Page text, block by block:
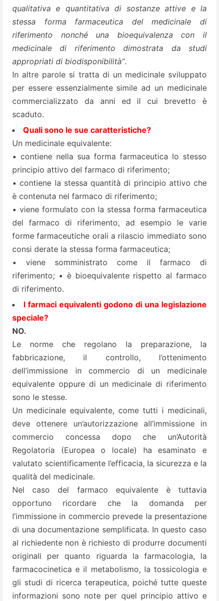
qualitativa e quantitativa di sostanze attive e la
stessa forma farmaceutica del medicinale di
riferimento nonché una bioequivalenza con il
medicinale di riferimento dimostrata da studi
appropriati di biodisponibilità”.
In altre parole si tratta di un medicinale sviluppato
per essere essenzialmente simile ad un medicinale
commercializzato da anni ed il cui brevetto è
scaduto.
Quali sono le sue caratteristiche?
Un medicinale equivalente:
• contiene nella sua forma farmaceutica lo stesso
principio attivo del farmaco di riferimento;
• contiene la stessa quantità di principio attivo che
è contenuta nel farmaco di riferimento;
• viene formulato con la stessa forma farmaceutica
del farmaco di riferimento, ad esempio le varie
forme farmaceutiche orali a rilascio immediato sono
consi derate la stessa forma farmaceutica;
• viene somministrato come il farmaco di
riferimento; • è bioequivalente rispetto al farmaco
di riferimento.
I farmaci equivalenti godono di una legislazione
speciale?
NO.
Le norme che regolano la preparazione, la
fabbricazione, il controllo, l’ottenimento
dell’immissione in commercio di un medicinale
equivalente oppure di un medicinale di riferimento
sono le stesse.
Un medicinale equivalente, come tutti i medicinali,
deve ottenere un’autorizzazione all’immissione in
commercio concessa dopo che un’Autorità
Regolatoria (Europea o locale) ha esaminato e
valutato scientificamente l’efficacia, la sicurezza e la
qualità del medicinale.
Nel caso del farmaco equivalente è tuttavia
opportuno ricordare che la domanda per
l’immissione in commercio prevede la presentazione
di una documentazione semplificata. In questo caso
al richiedente non è richiesto di produrre documenti
originali per quanto riguarda la farmacologia, la
farmacocinetica e il metabolismo, la tossicologia e
gli studi di ricerca terapeutica, poiché tutte queste
informazioni sono note per quel principio attivo e